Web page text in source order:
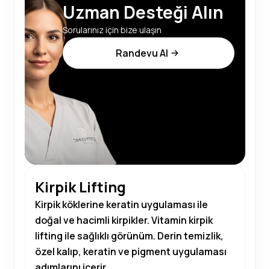
Uzman Desteği Alın
Sorularınız için bize ulaşın
Randevu Al
Kirpik Lifting
Kirpik köklerine keratin uygulaması ile
doğal ve hacimli kirpikler. Vitamin kirpik
lifting ile sağlıklı görünüm. Derin temizlik,
özel kalıp, keratin ve pigment uygulaması